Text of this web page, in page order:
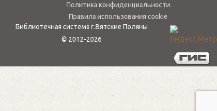
Политика конфиденциальности
Правила использования cookie
Библиотечная система г.Вятские Поляны
© 2012-2026